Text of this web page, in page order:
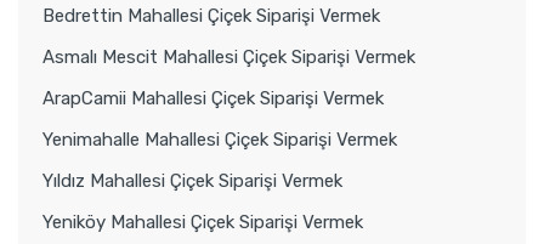
Bedrettin Mahallesi Çiçek Siparişi Vermek
Asmalı Mescit Mahallesi Çiçek Siparişi Vermek
ArapCamii Mahallesi Çiçek Siparişi Vermek
Yenimahalle Mahallesi Çiçek Siparişi Vermek
Yıldız Mahallesi Çiçek Siparişi Vermek
Yeniköy Mahallesi Çiçek Siparişi Vermek